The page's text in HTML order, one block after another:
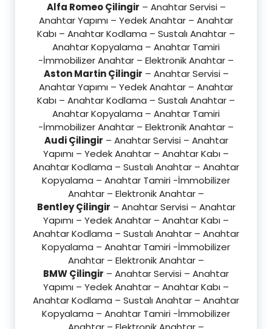
Alfa Romeo Çilingir – Anahtar Servisi –
Anahtar Yapımı – Yedek Anahtar – Anahtar
Kabı – Anahtar Kodlama – Sustalı Anahtar –
Anahtar Kopyalama – Anahtar Tamiri
-İmmobilizer Anahtar – Elektronik Anahtar –
Aston Martin Çilingir – Anahtar Servisi –
Anahtar Yapımı – Yedek Anahtar – Anahtar
Kabı – Anahtar Kodlama – Sustalı Anahtar –
Anahtar Kopyalama – Anahtar Tamiri
-İmmobilizer Anahtar – Elektronik Anahtar –
Audi Çilingir – Anahtar Servisi – Anahtar
Yapımı – Yedek Anahtar – Anahtar Kabı –
Anahtar Kodlama – Sustalı Anahtar – Anahtar
Kopyalama – Anahtar Tamiri -İmmobilizer
Anahtar – Elektronik Anahtar –
Bentley Çilingir – Anahtar Servisi – Anahtar
Yapımı – Yedek Anahtar – Anahtar Kabı –
Anahtar Kodlama – Sustalı Anahtar – Anahtar
Kopyalama – Anahtar Tamiri -İmmobilizer
Anahtar – Elektronik Anahtar –
BMW Çilingir – Anahtar Servisi – Anahtar
Yapımı – Yedek Anahtar – Anahtar Kabı –
Anahtar Kodlama – Sustalı Anahtar – Anahtar
Kopyalama – Anahtar Tamiri -İmmobilizer